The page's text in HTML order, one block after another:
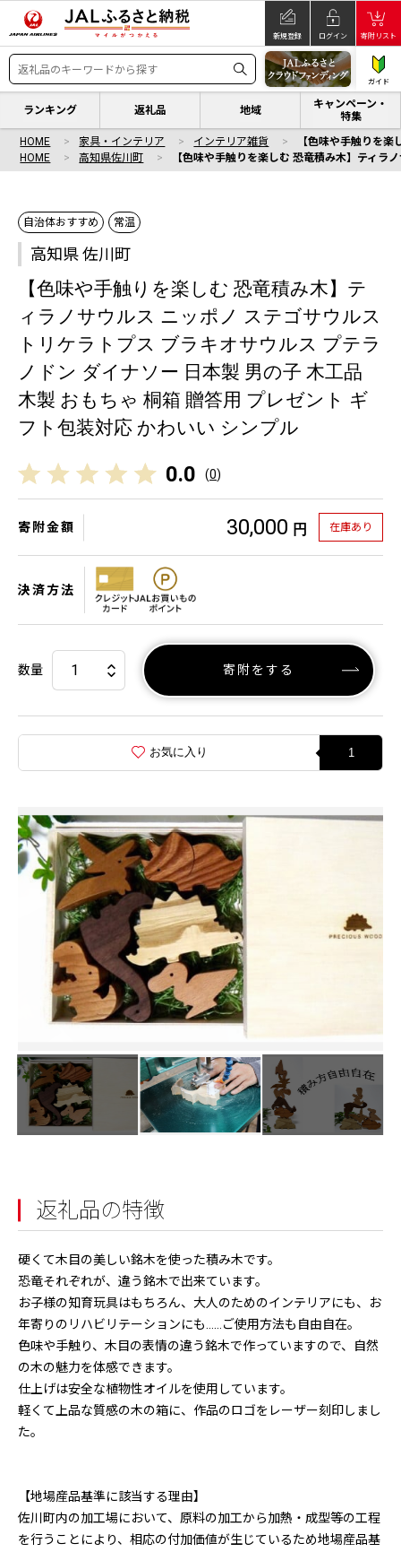
新規登録 ログイン 寄附リスト
ガイド
ランキング 返礼品 地域
キャンペーン・
特集
HOME 家具・インテリア インテリア雑貨
【色味や手触りを
HOME
高知県佐川町 【色味や手触りを楽しむ 恐竜積み木】ティラ
自治体おすすめ 常温
高知県 佐川町
【色味や手触りを楽しむ 恐竜積み木】テ
ィラノサウルス ニッポノ ステゴサウルス
トリケラトプス ブラキオサウルス プテラ
ノドン ダイナソー 日本製 男の子 木工品
木製 おもちゃ 桐箱 贈答用 プレゼント ギ
フト包装対応 かわいい シンプル
0.0 (0)
寄附金額 30,000 円 在庫あり
決済方法
数量 寄附をする
お気に入り 1
返礼品の特徴
硬くて木目の美しい銘木を使った積み木です。
恐竜それぞれが、違う銘木で出来ています。
お子様の知育玩具はもちろん、大人のためのインテリアにも、お
年寄りのリハビリテーションにも……ご使用方法も自由自在。
色味や手触り、木目の表情の違う銘木で作っていますので、自然
の木の魅力を体感できます。
仕上げは安全な植物性オイルを使用しています。
軽くて上品な質感の木の箱に、作品のロゴをレーザー刻印しまし
た。
【地場産品基準に該当する理由】
佐川町内の加工場において、原料の加工から加熱・成型等の工程
を行うことにより、相応の付加価値が生じているため地場産品基